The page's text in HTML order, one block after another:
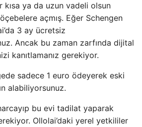
kısa ya da uzun vadeli olsun
açmış. Eğer Schengen
3 ay ücretsiz
Ancak bu zaman zarfında dijital
kanıtlamanız gerekiyor.
sadece 1 euro ödeyerek eski
alabiliyorsunuz.
bu evi tadilat yaparak
Ollolai’daki yerel yetkililer